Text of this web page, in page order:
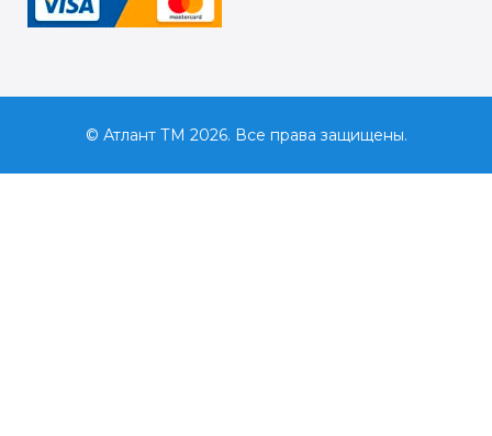
© Атлант ТМ 2026. Все права защищены.